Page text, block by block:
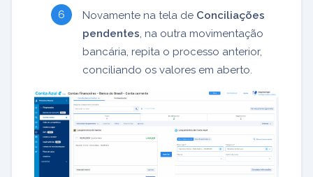
Novamente na tela de Conciliações
pendentes , na outra movimentação
bancária, repita o processo anterior,
conciliando os valores em aberto.